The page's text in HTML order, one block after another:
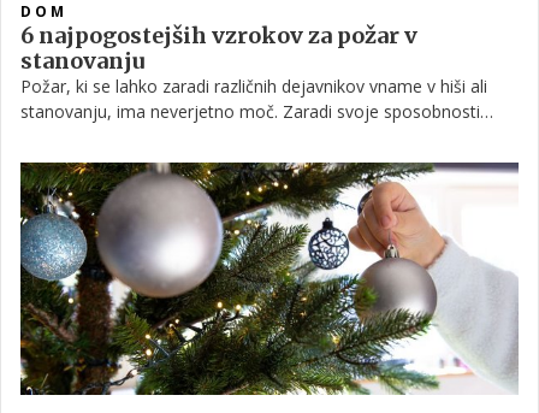
DOM
6 najpogostejših vzrokov za požar v
stanovanju
Požar, ki se lahko zaradi različnih dejavnikov vname v hiši ali
stanovanju, ima neverjetno moč. Zaradi svoje sposobnosti
grozljive posledice, za zdesetkanje doma pa je dovolj že nekaj
minut. Imeti ustrezno zavarovalno polico, s katero ublažimo
finančne posledice, je bistvenega pomena, a še bolj
pomembno je, da se zavedamo možnih vzrokov ter s tem
požar preprečimo ali ga vsaj čim prej omejimo, če do njega
slučajno pride.